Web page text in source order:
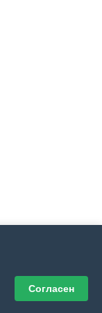
Согласен